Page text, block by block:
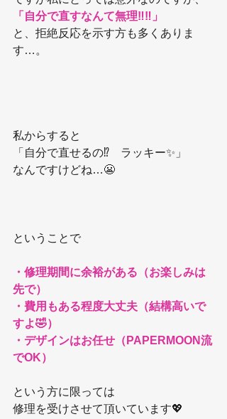
「自分で直すなんて無理‼️‼️」
と、拒絶反応を示す方も多くありま
す…。
私からすると
「自分で直せるの⁉️　ラッキー✨」
なんですけどね…😬
ということで
・修理期間に余裕がある（お楽しみは
先で）
・費用もある程度大丈夫（結構高いで
すよ🤣）
・デザインはお任せ（PAPERMOON流
でOK）
という方に限っては
修理を受けさせて頂いています💖